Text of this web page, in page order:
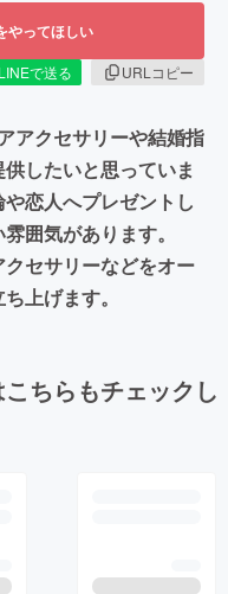
やってほしい
LINEで送る
URLコピー
アクセサリーや結婚指
したいと思っていま
恋人へプレゼントし
囲気があります。
セサリーなどをオー
上げます。
ちらもチェックし